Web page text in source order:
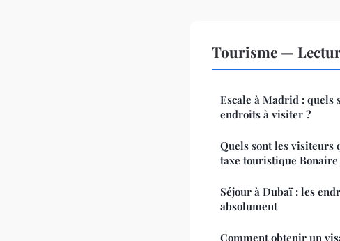
Tourisme —
Escale à Madrid : quels
endroits à visiter ?
Quels sont les visiteurs
taxe touristique Bonaire
Séjour à Dubaï : les
absolument
Comment obtenir un